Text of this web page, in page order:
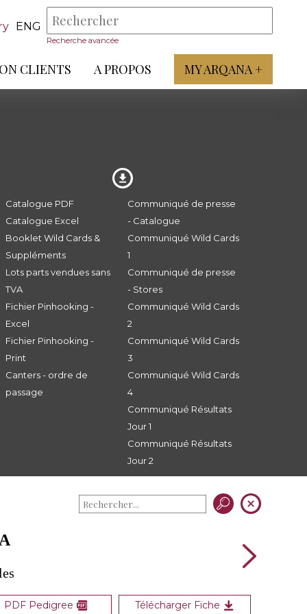
ENG
Recherche avancée
CLIENTS A PROPOS MY ARQANA +
Catalogue PDF
Catalogue Excel
Booklet Wild Cards &
Suppléments
Lots parts vendues sans
TVA
Fichier Pinhooking -
Excel
Fichier Pinhooking -
Print
Canters - ordre de
passage
Communiqué de presse
- Catalogue
Communiqué Wild Cards
1
Communiqué de presse
- Stores
Communiqué Wild Cards
2
Communiqué Wild Cards
3
Communiqué Wild Cards
4
Communiqué Résultats
Jour 1
Communiqué Résultats
Jour 2
PDF Pedigree Télécharger Fiche